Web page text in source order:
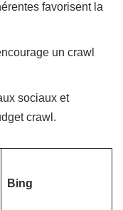
favorisent la
un crawl
sociaux et
crawl.
Bing